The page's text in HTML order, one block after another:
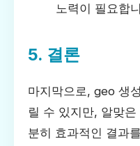
노력이 필요합
5. 결론
마지막으로, geo 생
릴 수 있지만, 알맞
분히 효과적인 결과